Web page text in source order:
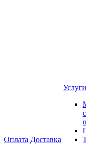
Оплата Доставка
Услуги